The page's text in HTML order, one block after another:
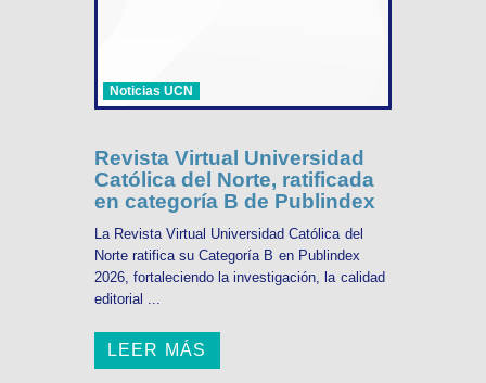
Noticias UCN
Revista Virtual Universidad
Católica del Norte, ratificada
en categoría B de Publindex
La Revista Virtual Universidad Católica del
Norte ratifica su Categoría B en Publindex
2026, fortaleciendo la investigación, la calidad
editorial ...
LEER MÁS